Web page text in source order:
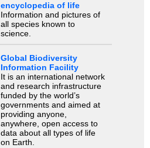
encyclopedia of life
Information and pictures of
all species known to
science.
Global Biodiversity
Information Facility
It is an international network
and research infrastructure
funded by the world’s
governments and aimed at
providing anyone,
anywhere, open access to
data about all types of life
on Earth.